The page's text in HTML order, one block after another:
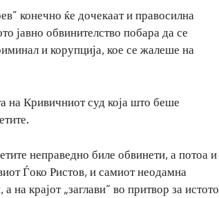
конечно ќе дочекаат и правосилна
јавно обвинителство побара да се
и корупција, кое се жалеше на
на Кривичниот суд која што беше
неправедно биле обвинети, а потоа и
Ѓоко Ристов, и самиот неодамна
крајот „заглави“ во притвор за истото